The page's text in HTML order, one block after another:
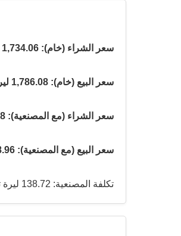
سعر الشراء (خام): 1,734.06 ليرة تركية
سعر البيع (خام): 1,786.08 ليرة تركية
سعر الشراء (مع المصنعية): 1,872.78 ليرة تركية
سعر البيع (مع المصنعية): 1,928.96 ليرة تركية
تكلفة المصنعية: 138.72 ليرة تركية